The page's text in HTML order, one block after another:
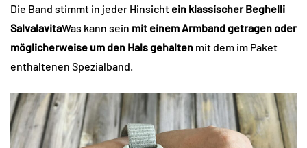
Die Band stimmt in jeder Hinsichtein klassischer Beghelli
SalvalavitaWas kann sein mit einem Armband getragen oder
möglicherweise um den Hals gehalten mit dem im Paket
enthaltenen Spezialband.